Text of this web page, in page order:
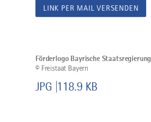
LINK PER MAIL VERSENDEN
Förderlogo Bayrische Staatsregierung
©Freistaat Bayern
JPG 118.9 KB
Bayrische
Staatsregierung
herunterladen